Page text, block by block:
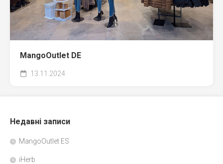
MangoOutlet DE
13.11.2024
Недавні записи
MangoOutlet ES
iHerb